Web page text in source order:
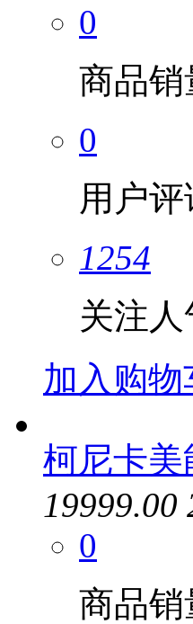
0
商品销
0
用户评
1254
关注人
加入购物
柯尼卡美
19999.00
0
商品销